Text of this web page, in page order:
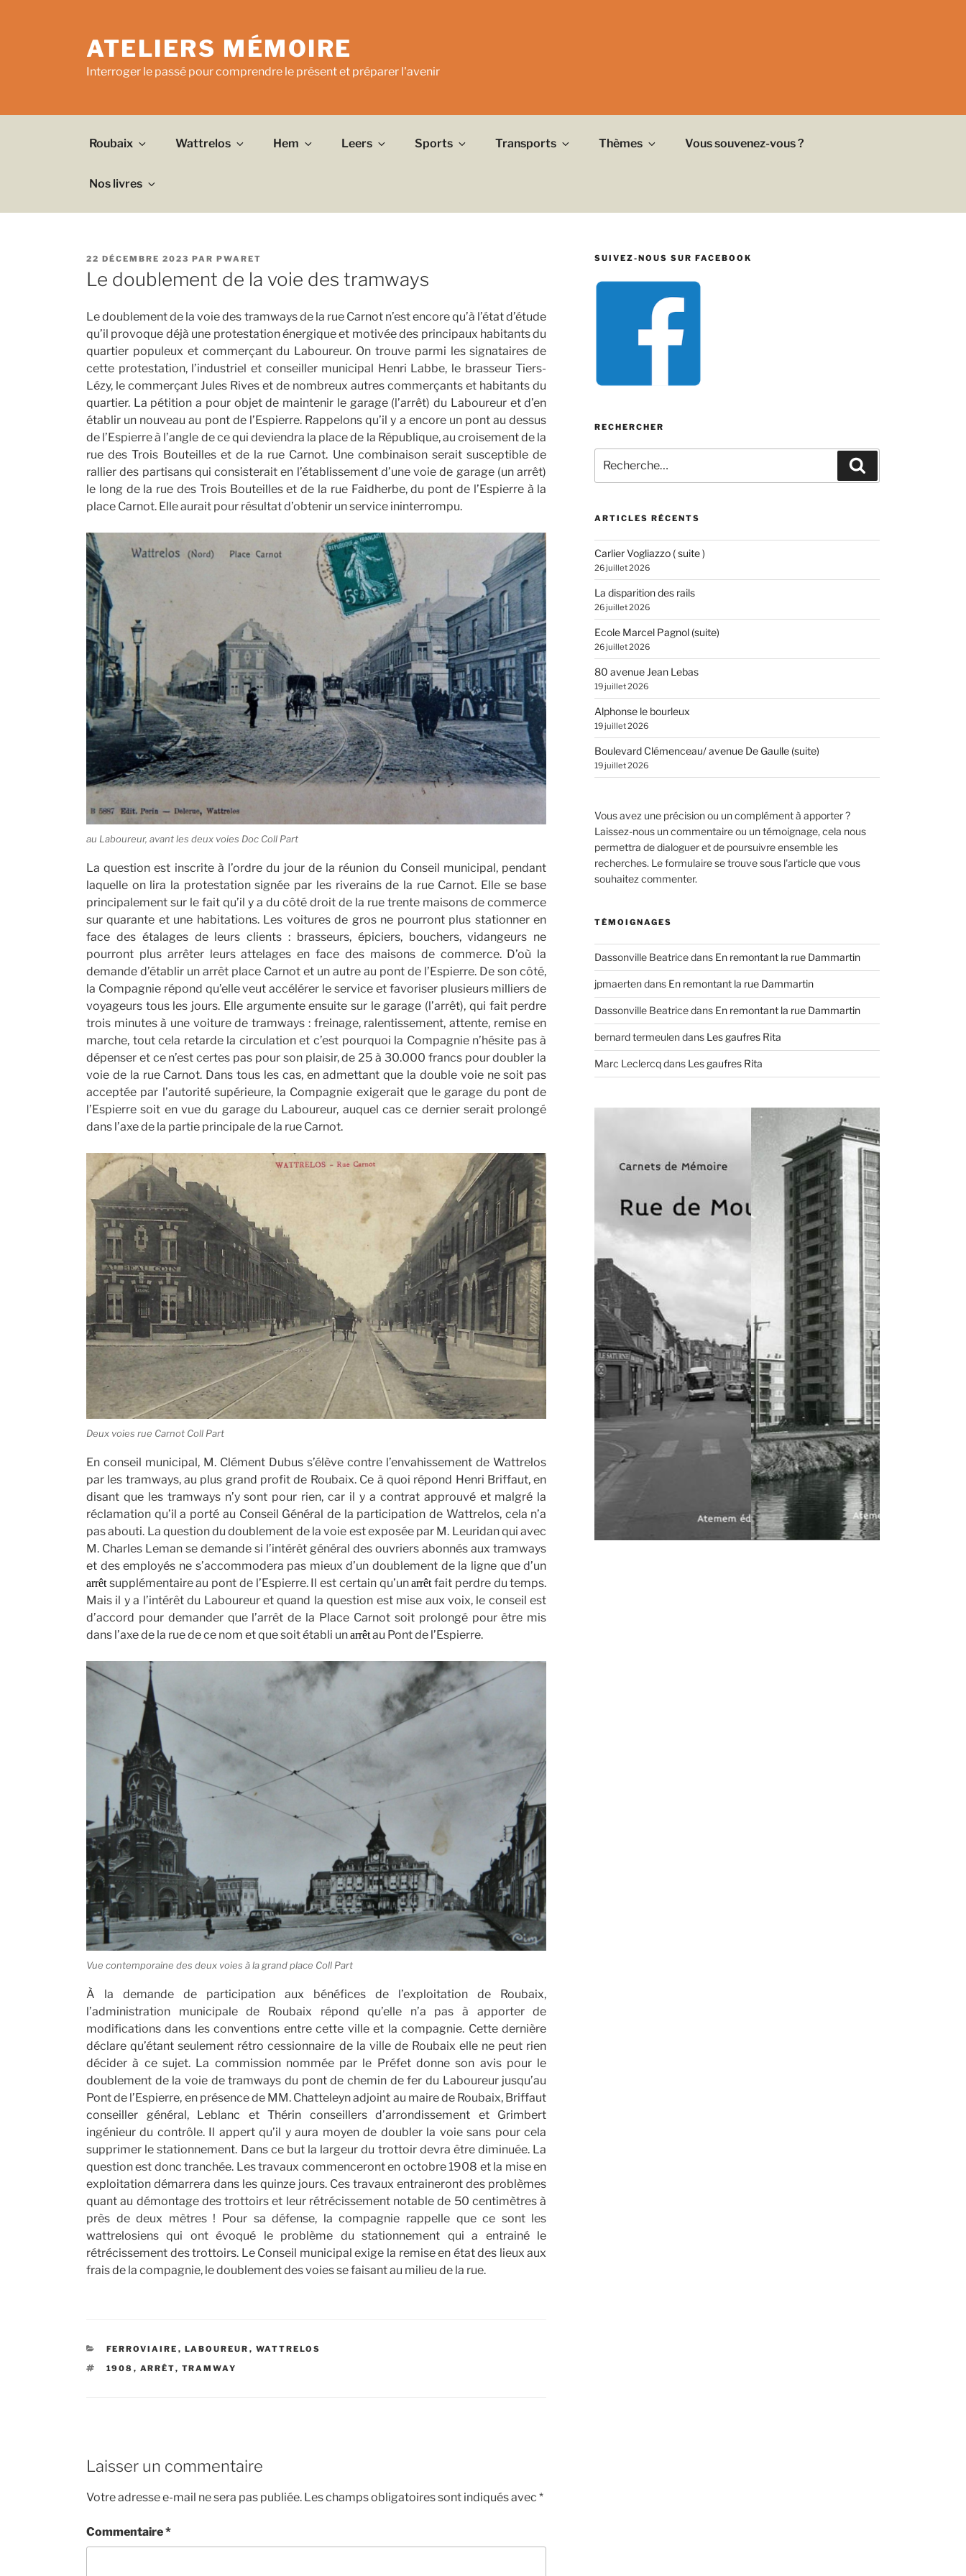
ATELIERS MÉMOIRE
Interroger le passé pour comprendre le présent et préparer l'avenir
Roubaix Wattrelos Hem Leers Sports Transports Thèmes Vous souvenez-vous ?
Nos livres
PUBLIÉ
LE
22 DÉCEMBRE 2023 PAR PWARET
Le doublement de la voie des tramways
Le doublement de la voie des tramways de la rue Carnot n’est encore qu’à l’état d’étude
qu’il provoque déjà une protestation énergique et motivée des principaux habitants du
quartier populeux et commerçant du Laboureur. On trouve parmi les signataires de
cette protestation, l’industriel et conseiller municipal Henri Labbe, le brasseur Tiers-
Lézy, le commerçant Jules Rives et de nombreux autres commerçants et habitants du
quartier. La pétition a pour objet de maintenir le garage (l’arrêt) du Laboureur et d’en
établir un nouveau au pont de l’Espierre. Rappelons qu’il y a encore un pont au dessus
de l’Espierre à l’angle de ce qui deviendra la place de la République, au croisement de la
rue des Trois Bouteilles et de la rue Carnot. Une combinaison serait susceptible de
rallier des partisans qui consisterait en l’établissement d’une voie de garage (un arrêt)
le long de la rue des Trois Bouteilles et de la rue Faidherbe, du pont de l’Espierre à la
place Carnot. Elle aurait pour résultat d’obtenir un service ininterrompu.
au Laboureur, avant les deux voies Doc Coll Part
La question est inscrite à l’ordre du jour de la réunion du Conseil municipal, pendant
laquelle on lira la protestation signée par les riverains de la rue Carnot. Elle se base
principalement sur le fait qu’il y a du côté droit de la rue trente maisons de commerce
sur quarante et une habitations. Les voitures de gros ne pourront plus stationner en
face des étalages de leurs clients : brasseurs, épiciers, bouchers, vidangeurs ne
pourront plus arrêter leurs attelages en face des maisons de commerce. D’où la
demande d’établir un arrêt place Carnot et un autre au pont de l’Espierre. De son côté,
la Compagnie répond qu’elle veut accélérer le service et favoriser plusieurs milliers de
voyageurs tous les jours. Elle argumente ensuite sur le garage (l’arrêt), qui fait perdre
trois minutes à une voiture de tramways : freinage, ralentissement, attente, remise en
marche, tout cela retarde la circulation et c’est pourquoi la Compagnie n’hésite pas à
dépenser et ce n’est certes pas pour son plaisir, de 25 à 30.000 francs pour doubler la
voie de la rue Carnot. Dans tous les cas, en admettant que la double voie ne soit pas
acceptée par l’autorité supérieure, la Compagnie exigerait que le garage du pont de
l’Espierre soit en vue du garage du Laboureur, auquel cas ce dernier serait prolongé
dans l’axe de la partie principale de la rue Carnot.
Deux voies rue Carnot Coll Part
En conseil municipal, M. Clément Dubus s’élève contre l’envahissement de Wattrelos
par les tramways, au plus grand profit de Roubaix. Ce à quoi répond Henri Briffaut, en
disant que les tramways n’y sont pour rien, car il y a contrat approuvé et malgré la
réclamation qu’il a porté au Conseil Général de la participation de Wattrelos, cela n’a
pas abouti. La question du doublement de la voie est exposée par M. Leuridan qui avec
M. Charles Leman se demande si l’intérêt général des ouvriers abonnés aux tramways
et des employés ne s’accommodera pas mieux d’un doublement de la ligne que d’un
arrêtsupplémentaire au pont de l’Espierre. Il est certain qu’unarrêtfait perdre du temps.
Mais il y a l’intérêt du Laboureur et quand la question est mise aux voix, le conseil est
d’accord pour demander que l’arrêt de la Place Carnot soit prolongé pour être mis
dans l’axe de la rue de ce nom et que soit établi unarrêtau Pont de l’Espierre.
Vue contemporaine des deux voies à la grand place Coll Part
À la demande de participation aux bénéfices de l’exploitation de Roubaix,
l’administration municipale de Roubaix répond qu’elle n’a pas à apporter de
modifications dans les conventions entre cette ville et la compagnie. Cette dernière
déclare qu’étant seulement rétro cessionnaire de la ville de Roubaix elle ne peut rien
décider à ce sujet. La commission nommée par le Préfet donne son avis pour le
doublement de la voie de tramways du pont de chemin de fer du Laboureur jusqu’au
Pont de l’Espierre, en présence de MM. Chatteleyn adjoint au maire de Roubaix, Briffaut
conseiller général, Leblanc et Thérin conseillers d’arrondissement et Grimbert
ingénieur du contrôle. Il appert qu’il y aura moyen de doubler la voie sans pour cela
supprimer le stationnement. Dans ce but la largeur du trottoir devra être diminuée. La
question est donc tranchée. Les travaux commenceront en octobre 1908 et la mise en
exploitation démarrera dans les quinze jours. Ces travaux entraineront des problèmes
quant au démontage des trottoirs et leur rétrécissement notable de 50 centimètres à
près de deux mètres ! Pour sa défense, la compagnie rappelle que ce sont les
wattrelosiens qui ont évoqué le problème du stationnement qui a entrainé le
rétrécissement des trottoirs. Le Conseil municipal exige la remise en état des lieux aux
frais de la compagnie, le doublement des voies se faisant au milieu de la rue.
CATÉGORIES
FERROVIAIRE , LABOUREUR , WATTRELOS
ÉTIQUETTES
1908 , ARRÊT, TRAMWAY
Laisser un commentaire
Votre adresse e-mail ne sera pas publiée. Les champs obligatoires sont indiqués avec *
Commentaire*
SUIVEZ-NOUS SUR FACEBOOK
RECHERCHER
pour
:
ARTICLES RÉCENTS
Carlier Vogliazzo ( suite )
26 juillet 2026
La disparition des rails
26 juillet 2026
Ecole Marcel Pagnol (suite)
26 juillet 2026
80 avenue Jean Lebas
19 juillet 2026
Alphonse le bourleux
19 juillet 2026
Boulevard Clémenceau/ avenue De Gaulle (suite)
19 juillet 2026
Vous avez une précision ou un complément à apporter ?
Laissez-nous un commentaire ou un témoignage, cela nous
permettra de dialoguer et de poursuivre ensemble les
recherches. Le formulaire se trouve sous l'article que vous
souhaitez commenter.
TÉMOIGNAGES
Dassonville Beatricedans En remontant la rue Dammartin
jpmaertendans En remontant la rue Dammartin
Dassonville Beatricedans En remontant la rue Dammartin
bernard termeulendans Les gaufres Rita
Marc Leclercqdans Les gaufres Rita